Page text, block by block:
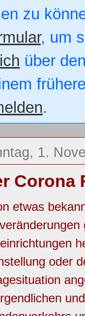
zu
, um
über
.
1.
Corona
etwas
oder